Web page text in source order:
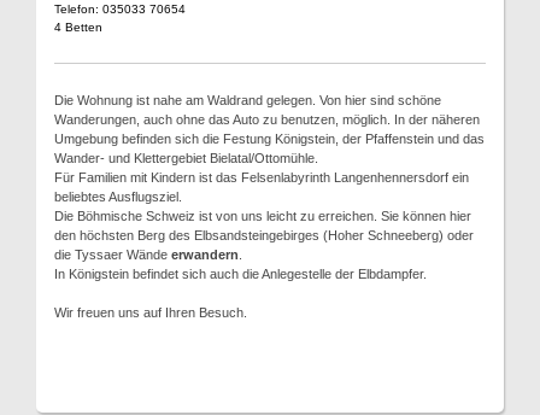
Telefon: 035033 70654
4 Betten
Die Wohnung ist nahe am Waldrand gelegen. Von hier sind schöne
Wanderungen, auch ohne das Auto zu benutzen, möglich. In der näheren
Umgebung befinden sich die Festung Königstein, der Pfaffenstein und das
Wander- und Klettergebiet Bielatal/Ottomühle.
Für Familien mit Kindern ist das Felsenlabyrinth Langenhennersdorf ein
beliebtes Ausflugsziel.
Die Böhmische Schweiz ist von uns leicht zu erreichen. Sie können hier
den höchsten Berg des Elbsandsteingebirges (Hoher Schneeberg) oder
die Tyssaer Wände erwandern
In Königstein befindet sich auch die Anlegestelle der Elbdampfer.
Wir freuen uns auf Ihren Besuch.